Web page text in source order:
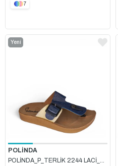
7
POLİNDA
POLİNDA_P_TERLİK 2244 LACİ_BEYAZ
Yeni